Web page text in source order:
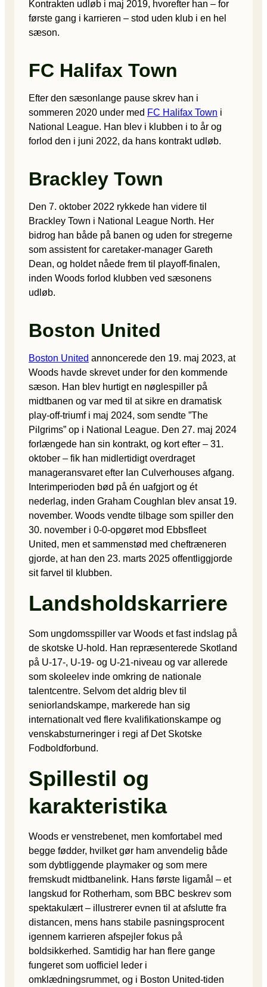
Kontrakten udløb i maj 2019, hvorefter han – for
første gang i karrieren – stod uden klub i en hel
sæson.
FC Halifax Town
Efter den sæsonlange pause skrev han i
sommeren 2020 under med FC Halifax Town i
National League. Han blev i klubben i to år og
forlod den i juni 2022, da hans kontrakt udløb.
Brackley Town
Den 7. oktober 2022 rykkede han videre til
Brackley Town i National League North. Her
bidrog han både på banen og uden for stregerne
som assistent for caretaker-manager Gareth
Dean, og holdet nåede frem til playoff-finalen,
inden Woods forlod klubben ved sæsonens
udløb.
Boston United
Boston United annoncerede den 19. maj 2023, at
Woods havde skrevet under for den kommende
sæson. Han blev hurtigt en nøglespiller på
midtbanen og var med til at sikre en dramatisk
play-off-triumf i maj 2024, som sendte ”The
Pilgrims” op i National League. Den 27. maj 2024
forlængede han sin kontrakt, og kort efter – 31.
oktober – fik han midlertidigt overdraget
manageransvaret efter Ian Culverhouses afgang.
Interimperioden bød på én uafgjort og ét
nederlag, inden Graham Coughlan blev ansat 19.
november. Woods vendte tilbage som spiller den
30. november i 0-0-opgøret mod Ebbsfleet
United, men et sammenstød med cheftræneren
gjorde, at han den 23. marts 2025 offentliggjorde
sit farvel til klubben.
Landsholdskarriere
Som ungdomsspiller var Woods et fast indslag på
de skotske U-hold. Han repræsenterede Skotland
på U-17-, U-19- og U-21-niveau og var allerede
som skoleelev inde omkring de nationale
talentcentre. Selvom det aldrig blev til
seniorlandskampe, markerede han sig
internationalt ved flere kvalifikationskampe og
venskabsturneringer i regi af Det Skotske
Fodboldforbund.
Spillestil og
karakteristika
Woods er venstrebenet, men komfortabel med
begge fødder, hvilket gør ham anvendelig både
som dybtliggende playmaker og som mere
fremskudt midtbanelink. Hans første ligamål – et
langskud for Rotherham, som BBC beskrev som
spektakulært – illustrerer evnen til at afslutte fra
distancen, mens hans stabile pasningsprocent
igennem karrieren afspejler fokus på
boldsikkerhed. Samtidig har han flere gange
fungeret som uofficiel leder i
omklædningsrummet, og i Boston United-tiden